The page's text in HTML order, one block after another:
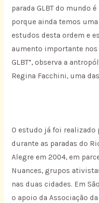
parada GLBT do mundo
porque ainda temos
estudos desta ordem e
aumento importante nos
GLBT”, observa a
Regina Facchini, uma
O estudo já foi realizado
durante as paradas do
Alegre em 2004, em
Nuances, grupos
nas duas cidades. Em
o apoio da Associação